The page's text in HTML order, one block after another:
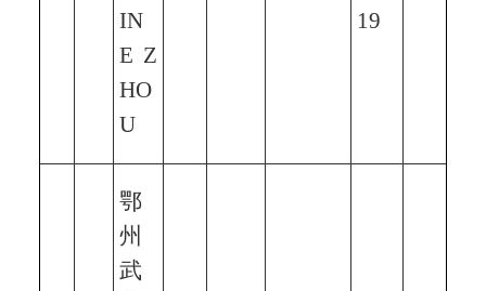
IN
E Z
HO
U
19
鄂
州
武